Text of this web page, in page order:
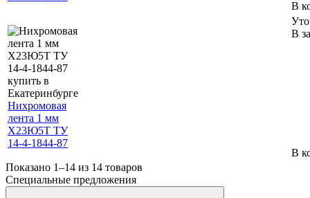
В
Нихромовая
лента 1 мм
Х23Ю5Т ТУ
14-4-1844-87
В
В
Показано 1–14 из 14 товаров
Специальные предложения